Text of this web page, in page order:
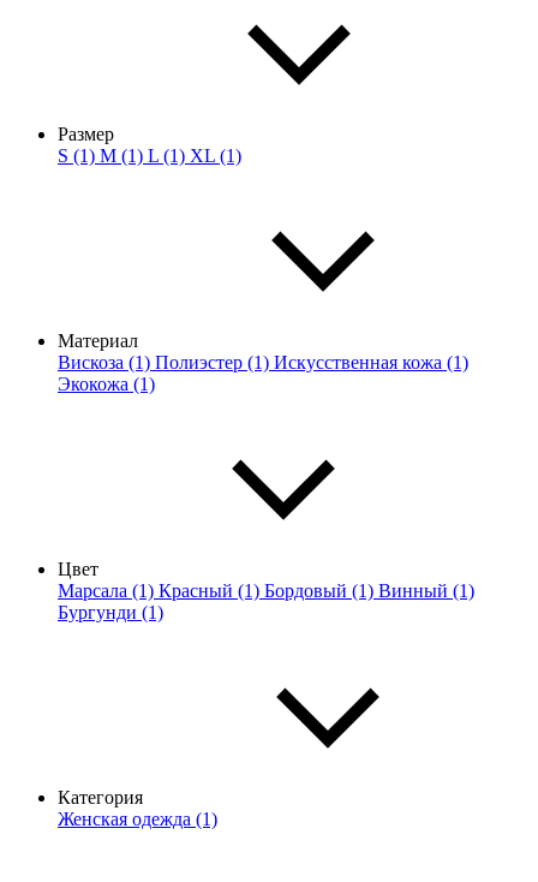
Размер
S (1) M (1) L (1) XL (1)
Материал
Вискоза (1) Полиэстер (1) Искусственная кожа (1)
Экокожа (1)
Цвет
Марсала (1) Красный (1) Бордовый (1) Винный (1)
Бургунди (1)
Категория
Женская одежда (1)